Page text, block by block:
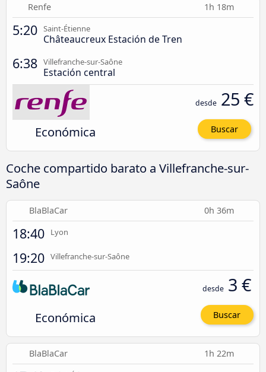
Renfe 1h 18m
5:20 Saint-Étienne
Châteaucreux Estación de Tren
6:38 Villefranche-sur-Saône
Estación central
Económica
desde 25 €
Buscar
Coche compartido barato a Villefranche-sur-
Saône
BlaBlaCar 0h 36m
18:40 Lyon
19:20 Villefranche-sur-Saône
Económica
desde 3 €
Buscar
BlaBlaCar 1h 22m